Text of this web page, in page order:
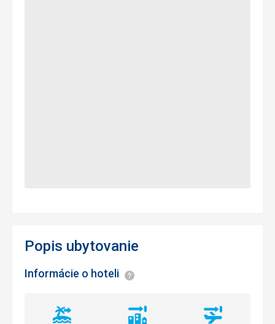
Popis ubytovanie
Informácie o hoteli Informácie
Vzdialenosť
Vzdialenosť
Vzdialenosť